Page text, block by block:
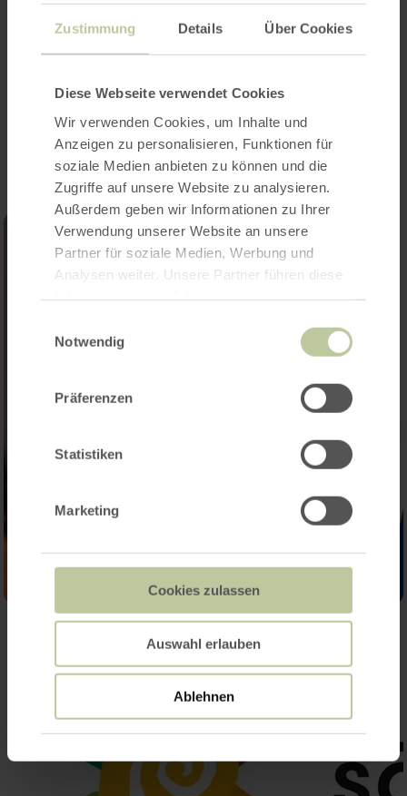
Zustimmung Details Über Cookies
Diese Webseite verwendet Cookies
Wir verwenden Cookies, um Inhalte und
Anzeigen zu personalisieren, Funktionen für
soziale Medien anbieten zu können und die
Zugriffe auf unsere Website zu analysieren.
Außerdem geben wir Informationen zu Ihrer
Verwendung unserer Website an unsere
Partner für soziale Medien, Werbung und
Analysen weiter. Unsere Partner führen diese
haben oder die sie im Rahmen Ihrer Nutzung
Notwendig
Präferenzen
Statistiken
Marketing
Cookies zulassen
Auswahl erlauben
Ablehnen
Infos unter
www.mendig.de
Impressionen